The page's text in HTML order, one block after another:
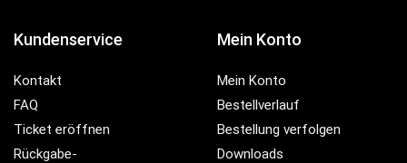
Kundenservice
Kontakt
FAQ
Ticket eröffnen
Rückgabe-
Mein Konto
Mein Konto
Bestellverlauf
Bestellung verfolgen
Downloads